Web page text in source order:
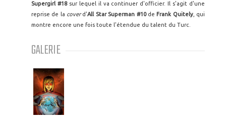
Supergirl #18sur lequel il va continuer d'officier. Il s'agit d'une
reprise de la coverd'All Star Superman #10de Frank Quitely, qui
montre encore une fois toute l'étendue du talent du Turc.
GALERIE